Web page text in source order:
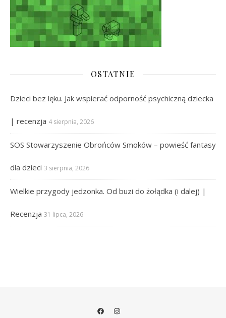
OSTATNIE
Dzieci bez lęku. Jak wspierać odporność psychiczną dziecka
| recenzja 4 sierpnia, 2026
SOS Stowarzyszenie Obrońców Smoków – powieść fantasy
dla dzieci 3 sierpnia, 2026
Wielkie przygody jedzonka. Od buzi do żołądka (i dalej) |
Recenzja 31 lipca, 2026